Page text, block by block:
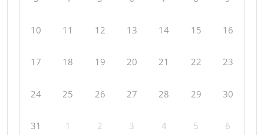
10 11 12 13 14 15 16
17 18 19 20 21 22 23
24 25 26 27 28 29 30
31 1 2 3 4 5 6